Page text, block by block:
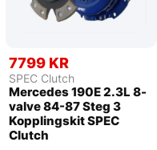
7799 KR
SPEC Clutch
Mercedes 190E 2.3L 8-
valve 84-87 Steg 3
Kopplingskit SPEC
Clutch